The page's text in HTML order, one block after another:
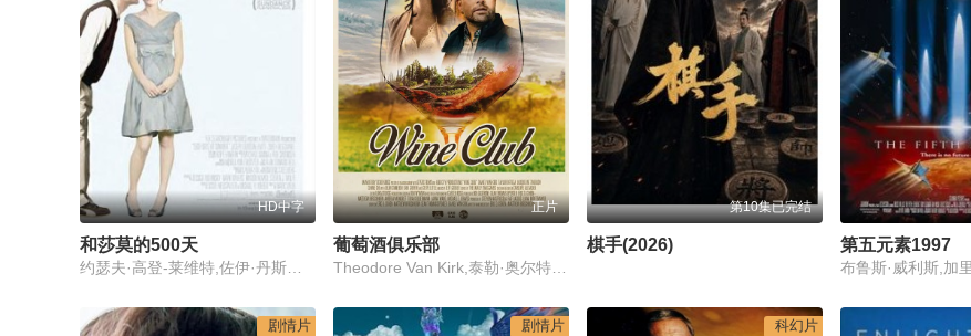
HD中字
和莎莫的500天
正片
葡萄酒俱乐部
Theodore Van Kirk,泰勒·奥尔特加,史蒂夫·李特
第10集已完结
棋手(2026) 第五元素1997
剧情片 剧情片 科幻片